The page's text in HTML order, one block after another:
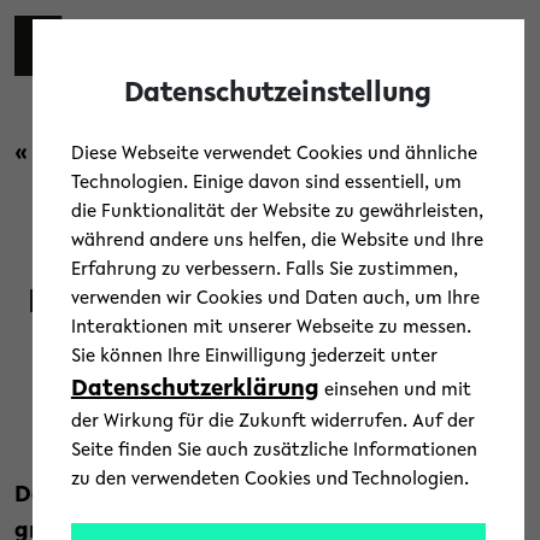
Skip to main content
« Zurück zur Übersicht
Kultur / News
Kein Campus Festival Bielefeld
in 2021 – dafür 2022
18. März 2021
Text: Universität Bielefeld
Das Campus Festival Bielefeld, eines der
größten Musikfestivals dieser Art in
Datenschutzeinstellung
Diese Webseite verwendet Cookies und ähnliche
Technologien. Einige davon sind essentiell, um
die Funktionalität der Website zu gewährleisten,
während andere uns helfen, die Website und Ihre
Erfahrung zu verbessern. Falls Sie zustimmen,
verwenden wir Cookies und Daten auch, um Ihre
Interaktionen mit unserer Webseite zu messen.
Sie können Ihre Einwilligung jederzeit unter
Datenschutzerklärung einsehen und mit
der Wirkung für die Zukunft widerrufen. Auf der
Seite finden Sie auch zusätzliche Informationen
zu den verwendeten Cookies und Technologien.